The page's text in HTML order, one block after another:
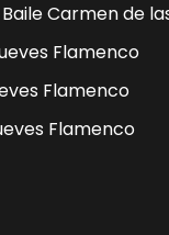
Carmen de
Flamenco
Flamenco
Flamenco